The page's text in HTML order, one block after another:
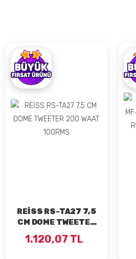
REİSS RS-TA27 7,5
CM DOME TWEETER
200 WAAT 100RMS
1.120,07 TL